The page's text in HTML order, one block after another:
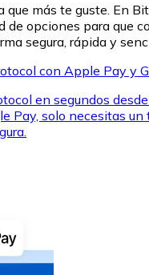
con efectivo
que más te guste. En
de opciones para que
segura, rápida y
con Apple Pay y
en segundos
Pay, solo necesitas un